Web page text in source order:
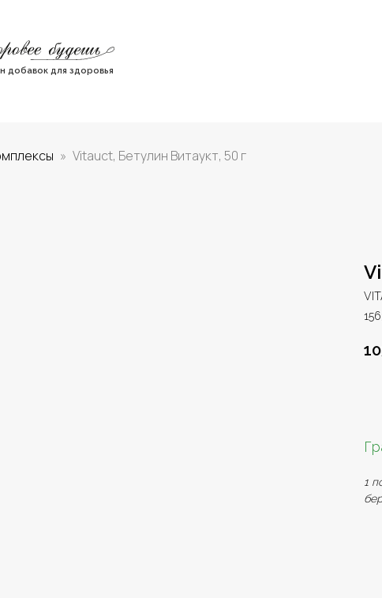
добавок для здоровья
Vitauct, Бетулин Витаукт, 50 г
1